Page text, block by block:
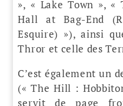
», « Lake Town », «
Hall at Bag-End
Esquire) »), ainsi
Thror et celle des
C’est également un
(« The Hill :
servit de page